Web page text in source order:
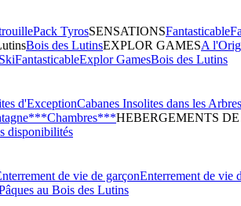
Pack TyrosSENSATIONSFantasticable
Bois des LutinsEXPLOR GAMESA
FantasticableExplor GamesBois des Lutins
d'ExceptionCabanes Insolites dans les Arbres
Chambres***HEBERGEMENTS
disponibilités
de vie de garçonEnterrement de vie
au Bois des Lutins